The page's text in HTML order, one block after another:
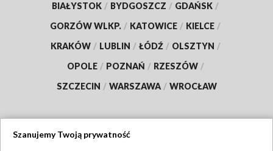
BIAŁYSTOK / BYDGOSZCZ / GDAŃSK /
GORZÓW WLKP. / KATOWICE / KIELCE /
KRAKÓW / LUBLIN / ŁÓDŹ / OLSZTYN /
OPOLE / POZNAŃ / RZESZÓW /
SZCZECIN / WARSZAWA / WROCŁAW
Szanujemy Twoją prywatność